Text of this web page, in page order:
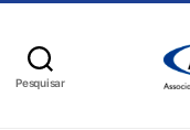
Pesquisar